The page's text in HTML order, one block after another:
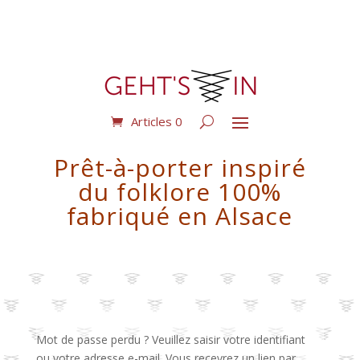
Articles 0
Prêt-à-porter inspiré
du folklore 100%
fabriqué en Alsace
Mot de passe perdu ? Veuillez saisir votre identifiant